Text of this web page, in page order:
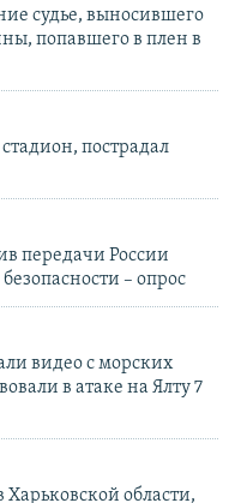
судье, выносившего
попавшего в плен в
пострадал
передачи России
– опрос
видео с морских
в атаке на Ялту 7
области,